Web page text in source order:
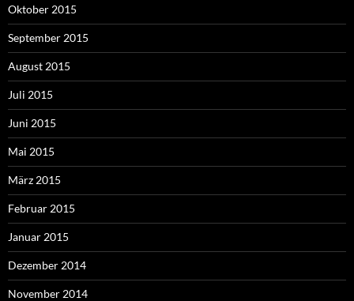
Oktober 2015
September 2015
August 2015
Juli 2015
Juni 2015
Mai 2015
März 2015
Februar 2015
Januar 2015
Dezember 2014
November 2014